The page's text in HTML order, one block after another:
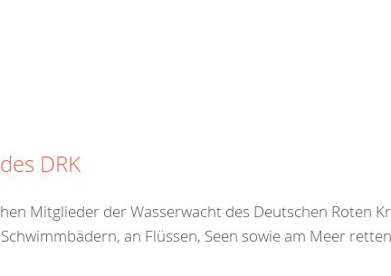
DRK
Mitglieder der Wasserwacht des Deutschen Roten
an Flüssen, Seen sowie am Meer